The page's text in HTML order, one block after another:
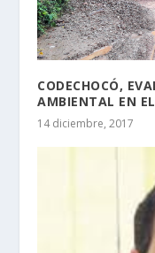
CODECHOCÓ,
AMBIENTAL EN
14 diciembre, 2017